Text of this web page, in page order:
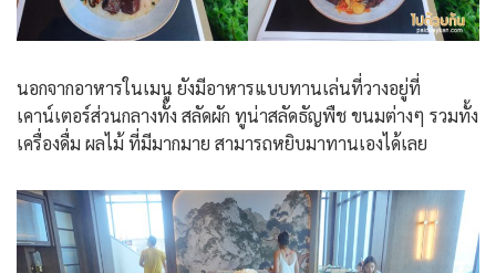
นอกจากอาหารในเมนู ยังมีอาหารแบบทานเล่นที่วางอยู่ที่
เคาน์เตอร์ส่วนกลางทั้ง สลัดผัก ทูน่าสลัดธัญพืช ขนมต่างๆ รวมทั้ง
เครื่องดื่ม ผลไม้ ที่มีมากมาย สามารถหยิบมาทานเองได้เลย